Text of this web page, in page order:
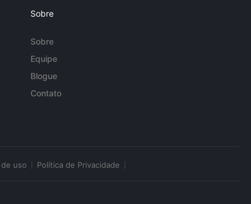
Sobre
Sobre
Equipe
Blogue
Contato
uso Política de Privacidade